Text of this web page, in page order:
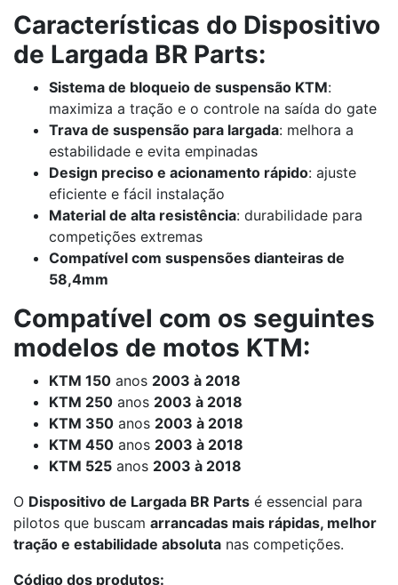
Características do Dispositivo
de Largada BR Parts:
Sistema de bloqueio de suspensão KTM:
maximiza a tração e o controle na saída do gate
Trava de suspensão para largada: melhora a
estabilidade e evita empinadas
Design preciso e acionamento rápido: ajuste
eficiente e fácil instalação
Material de alta resistência: durabilidade para
competições extremas
Compatível com suspensões dianteiras de
58,4mm
Compatível com os seguintes
modelos de motos KTM:
KTM 150 anos 2003 à 2018
KTM 250 anos 2003 à 2018
KTM 350 anos 2003 à 2018
KTM 450 anos 2003 à 2018
KTM 525 anos 2003 à 2018
O Dispositivo de Largada BR Parts é essencial para
pilotos que buscam arrancadas mais rápidas, melhor
tração e estabilidade absoluta nas competições.
Código dos produtos: